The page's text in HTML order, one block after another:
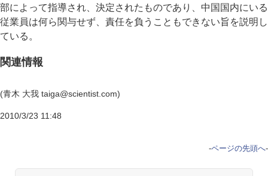
部によって指導され、決定されたものであり、中国国内にいる
従業員は何ら関与せず、責任を負うこともできない旨を説明し
ている。
関連情報
(青木 大我 taiga@scientist.com)
2010/3/23 11:48
-ページの先頭へ-